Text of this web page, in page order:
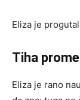
Eliza je
Tiha
Eliza je rano